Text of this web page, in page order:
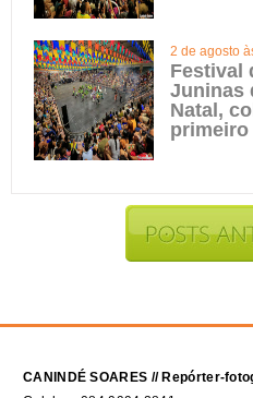
2 de agosto
Festival
Juninas
Natal,
primeiro
CANINDÉ SOARES // Repórter-